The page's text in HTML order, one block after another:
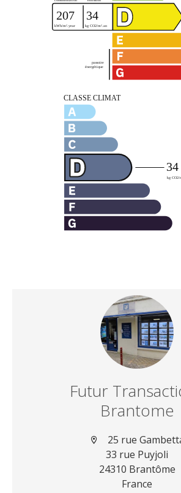
Futur
Brantome
25 rue
33 rue Puyjoli
24310 Brantôme
France